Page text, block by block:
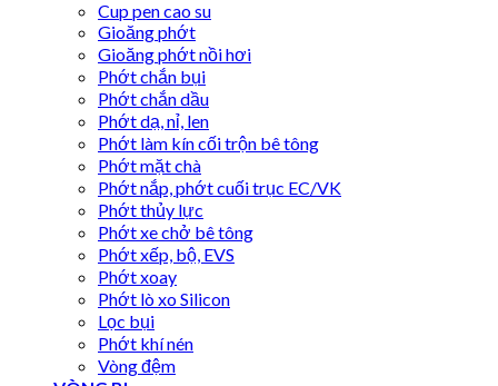
Cup pen cao su
Gioăng phớt
Gioăng phớt nồi hơi
Phớt chắn bụi
Phớt chắn dầu
Phớt dạ, nỉ, len
Phớt làm kín cối trộn bê tông
Phớt mặt chà
Phớt nắp, phớt cuối trục EC/VK
Phớt thủy lực
Phớt xe chở bê tông
Phớt xếp, bộ, EVS
Phớt xoay
Phớt lò xo Silicon
Lọc bụi
Phớt khí nén
Vòng đệm